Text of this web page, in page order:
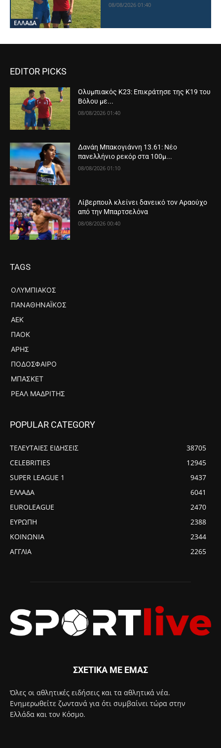
ΕΛΛΑΔΑ
08/08/2026 01:40
EDITOR PICKS
Ολυμπιακός Κ23: Επικράτησε της Κ19 του
Βόλου με...
08/08/2026 01:40
Δανάη Μπακογιάννη 13.61: Νέο
πανελλήνιο ρεκόρ στα 100μ...
08/08/2026 01:10
Λίβερπουλ κλείνει δανεικό τον Αραούχο
από την Μπαρτσελόνα
08/08/2026 00:40
TAGS
ΟΛΥΜΠΙΑΚΌΣ
ΠΑΝΑΘΗΝΑΪΚΌΣ
ΑΕΚ
ΠΑΟΚ
ΆΡΗΣ
ΠΟΔΌΣΦΑΙΡΟ
ΜΠΆΣΚΕΤ
ΡΕΆΛ ΜΑΔΡΊΤΗΣ
POPULAR CATEGORY
ΤΕΛΕΥΤΑΙΕΣ ΕΙΔΗΣΕΙΣ
38705
CELEBRITIES
12945
SUPER LEAGUE 1
9437
ΕΛΛΑΔΑ
6041
EUROLEAGUE
2470
ΕΥΡΩΠΗ
2388
ΚΟΙΝΩΝΙΑ
2344
ΑΓΓΛΙΑ
2265
ΣΧΕΤΙΚΑ ΜΕ ΕΜΑΣ
Όλες οι αθλητικές ειδήσεις και τα αθλητικά νέα.
Ενημερωθείτε ζωντανά για ότι συμβαίνει τώρα στην
Ελλάδα και τον Κόσμο.